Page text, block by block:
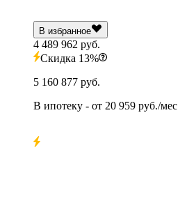
В избранное
4 489 962 руб.
Скидка 13%
5 160 877 руб.
В ипотеку - от 20 959 руб./мес